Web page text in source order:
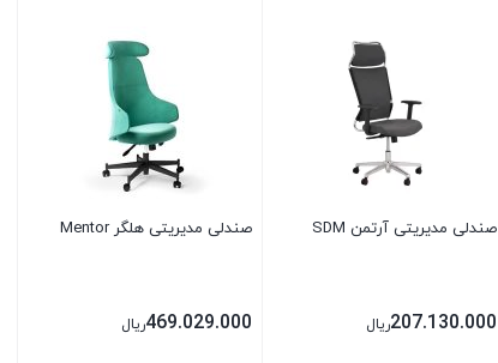
صندلی مدیریتی آرتمن SDM
207.130.000ریال
صندلی مدیریتی هلگر Mentor
469.029.000ریال